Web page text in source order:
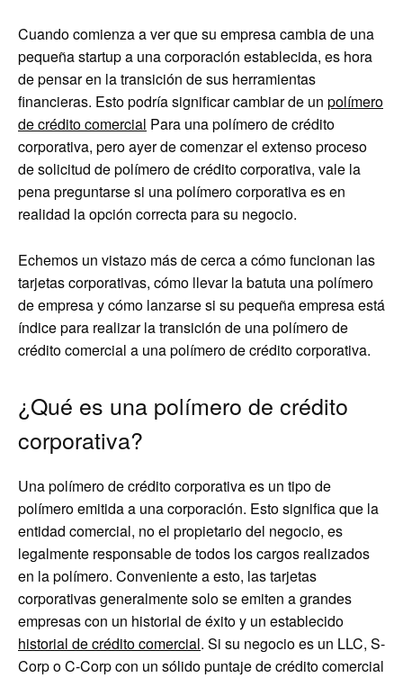
Cuando comienza a ver que su empresa cambia de una
pequeña startup a una corporación establecida, es hora
de pensar en la transición de sus herramientas
financieras. Esto podría significar cambiar de un polímero
de crédito comercial Para una polímero de crédito
corporativa, pero ayer de comenzar el extenso proceso
de solicitud de polímero de crédito corporativa, vale la
pena preguntarse si una polímero corporativa es en
realidad la opción correcta para su negocio.
Echemos un vistazo más de cerca a cómo funcionan las
tarjetas corporativas, cómo llevar la batuta una polímero
de empresa y cómo lanzarse si su pequeña empresa está
índice para realizar la transición de una polímero de
crédito comercial a una polímero de crédito corporativa.
¿Qué es una polímero de crédito
corporativa?
Una polímero de crédito corporativa es un tipo de
polímero emitida a una corporación. Esto significa que la
entidad comercial, no el propietario del negocio, es
legalmente responsable de todos los cargos realizados
en la polímero. Conveniente a esto, las tarjetas
corporativas generalmente solo se emiten a grandes
empresas con un historial de éxito y un establecido
historial de crédito comercial. Si su negocio es un LLC, S-
Corp o C-Corp con un sólido puntaje de crédito comercial